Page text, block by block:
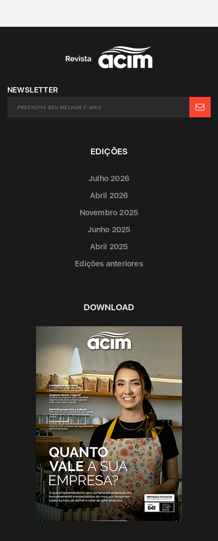
NEWSLETTER
EDIÇÕES
Julho 2026
Abril 2026
Novembro 2025
Junho 2025
Abril 2025
Edições anteriores
DOWNLOAD